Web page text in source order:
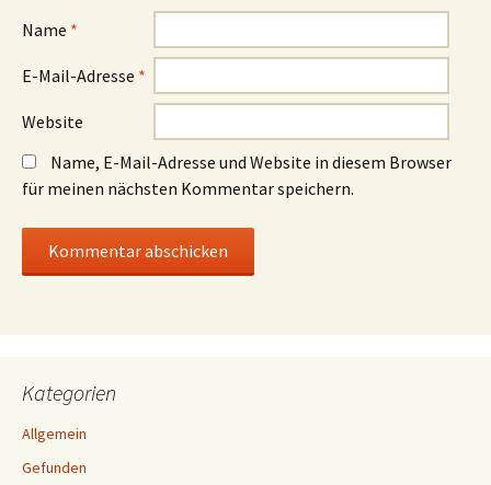
Name *
E-Mail-Adresse *
Website
Name, E-Mail-Adresse und Website in diesem Browser
für meinen nächsten Kommentar speichern.
Kategorien
Allgemein
Gefunden